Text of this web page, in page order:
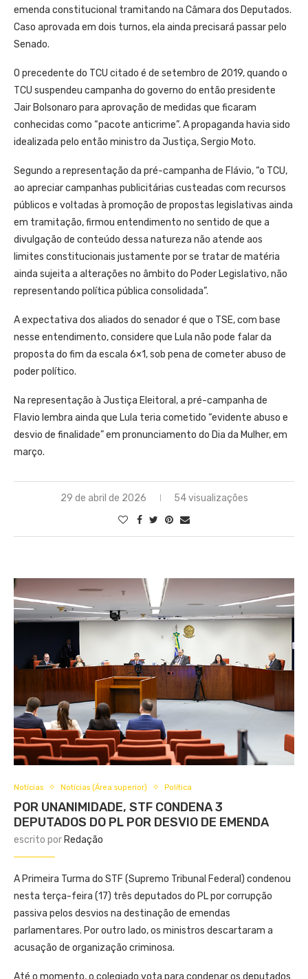
emenda constitucional tramitando na Câmara dos Deputados.
Caso aprovada em dois turnos, ela ainda precisará passar pelo
Senado.
O precedente do TCU citado é de setembro de 2019, quando o
TCU suspendeu campanha do governo do então presidente
Jair Bolsonaro para aprovação de medidas que ficaram
conhecidas como “pacote anticrime”. A propaganda havia sido
idealizada pelo então ministro da Justiça, Sergio Moto.
Segundo a representação da pré-campanha de Flávio, “o TCU,
ao apreciar campanhas publicitárias custeadas com recursos
públicos e voltadas à promoção de propostas legislativas ainda
em tramitação, firmou entendimento no sentido de que a
divulgação de conteúdo dessa natureza não atende aos
limites constitucionais justamente por se tratar de matéria
ainda sujeita a alterações no âmbito do Poder Legislativo, não
representando política pública consolidada”.
A expectativa dos aliados do senador é que o TSE, com base
nesse entendimento, considere que Lula não pode falar da
proposta do fim da escala 6×1, sob pena de cometer abuso de
poder político.
Na representação à Justiça Eleitoral, a pré-campanha de
Flavio lembra ainda que Lula teria cometido “evidente abuso e
desvio de finalidade” em pronunciamento do Dia da Mulher, em
março.
29 de abril de 2026 54 visualizações
Notícias Notícias (Área superior) Política
POR UNANIMIDADE, STF CONDENA 3
DEPUTADOS DO PL POR DESVIO DE EMENDA
escrito por Redação
A Primeira Turma do STF (Supremo Tribunal Federal) condenou
nesta terça-feira (17) três deputados do PL por corrupção
passiva pelos desvios na destinação de emendas
parlamentares. Por outro lado, os ministros descartaram a
acusação de organização criminosa.
Até o momento, o colegiado vota para condenar os deputados